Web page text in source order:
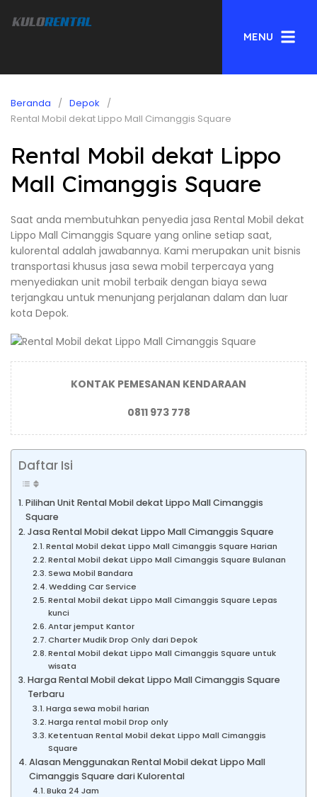
MENU
Beranda
Depok
Rental Mobil dekat Lippo Mall Cimanggis Square
Rental Mobil dekat Lippo
Mall Cimanggis Square
Saat anda membutuhkan penyedia jasa Rental Mobil dekat
Lippo Mall Cimanggis Square yang online setiap saat,
kulorental adalah jawabannya. Kami merupakan unit bisnis
transportasi khusus jasa sewa mobil terpercaya yang
menyediakan unit mobil terbaik dengan biaya sewa
terjangkau untuk menunjang perjalanan dalam dan luar
kota Depok.
KONTAK PEMESANAN KENDARAAN
0811 973 778
Daftar Isi
Pilihan Unit Rental Mobil dekat Lippo Mall Cimanggis
Square
Jasa Rental Mobil dekat Lippo Mall Cimanggis Square
Rental Mobil dekat Lippo Mall Cimanggis Square Harian
Rental Mobil dekat Lippo Mall Cimanggis Square Bulanan
Sewa Mobil Bandara
Wedding Car Service
Rental Mobil dekat Lippo Mall Cimanggis Square Lepas
kunci
Antar jemput Kantor
Charter Mudik Drop Only dari Depok
Rental Mobil dekat Lippo Mall Cimanggis Square untuk
wisata
Harga Rental Mobil dekat Lippo Mall Cimanggis Square
Terbaru
Harga sewa mobil harian
Harga rental mobil Drop only
Ketentuan Rental Mobil dekat Lippo Mall Cimanggis
Square
Alasan Menggunakan Rental Mobil dekat Lippo Mall
Cimanggis Square dari Kulorental
Buka 24 Jam